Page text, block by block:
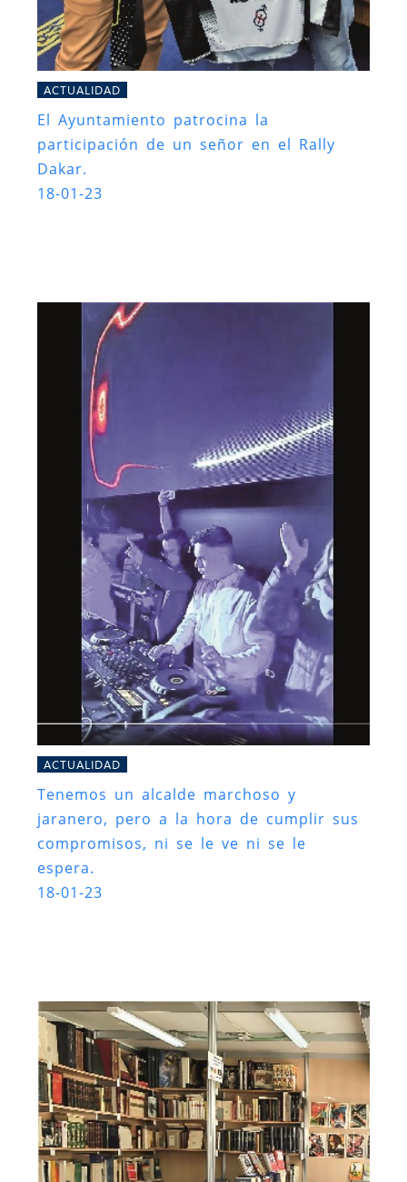
ACTUALIDAD
El Ayuntamiento patrocina la
participación de un señor en el Rally
Dakar.
18-01-23
ACTUALIDAD
Tenemos un alcalde marchoso y
jaranero, pero a la hora de cumplir sus
compromisos, ni se le ve ni se le
espera.
18-01-23